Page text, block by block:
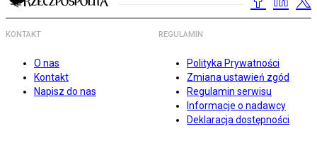
KONTAKT
O nas
Kontakt
Napisz do nas
REGULAMIN
Polityka Prywatności
Zmiana ustawień zgód
Regulamin serwisu
Informacje o nadawcy
Deklaracja dostępności